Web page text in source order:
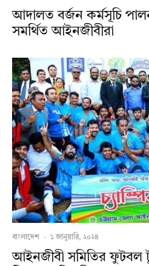
আদালত বর্জন কর্মসূচি
সমর্থিত আইনজীবীরা
বাংলাদেশ · ১ জানুয়ারি, ২০২৪
আইনজীবী সমিতির ফুটবল